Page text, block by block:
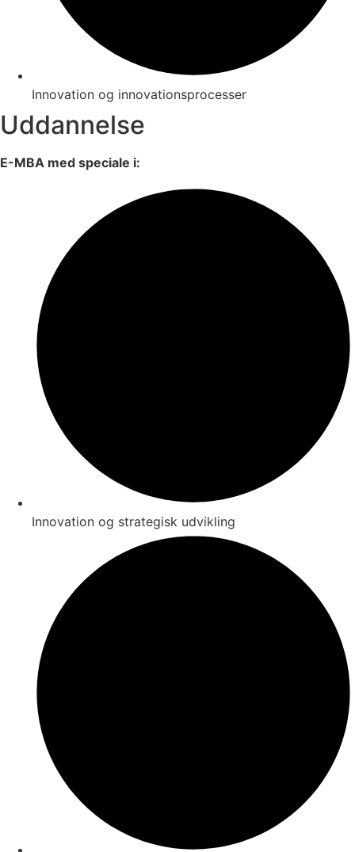
Innovation og innovationsprocesser
Uddannelse
E-MBA med speciale i:
Innovation og strategisk udvikling